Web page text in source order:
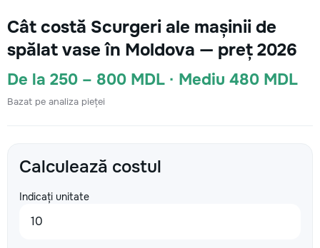
Cât costă Scurgeri ale mașinii de
spălat vase în Moldova — preț 2026
De la 250 – 800 MDL · Mediu 480 MDL
Bazat pe analiza pieței
Calculează costul
Indicați unitate